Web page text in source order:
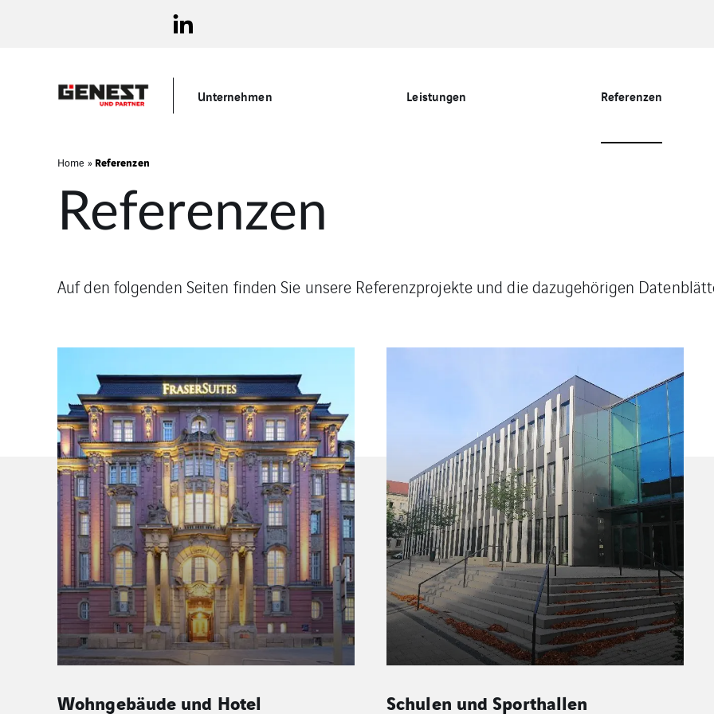
Unternehmen Leistungen Referenzen
Home » Referenzen
Referenzen
Auf den folgenden Seiten finden Sie unsere Referenzprojekte und die dazugehörigen
Schulen und Sporthallen Gewerbe und Industrie